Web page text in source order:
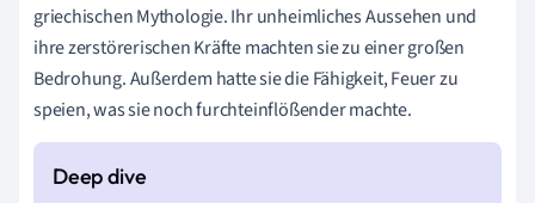
griechischen Mythologie. Ihr unheimliches Aussehen und
ihre zerstörerischen Kräfte machten sie zu einer großen
Bedrohung. Außerdem hatte sie die Fähigkeit, Feuer zu
speien, was sie noch furchteinflößender machte.